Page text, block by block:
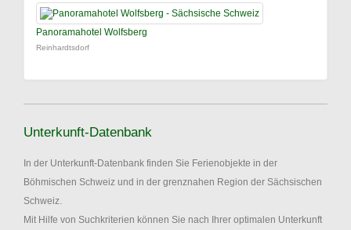
Panoramahotel Wolfsberg
Reinhardtsdorf
Unterkunft-Datenbank
In der Unterkunft-Datenbank finden Sie Ferienobjekte in der
Böhmischen Schweiz und in der grenznahen Region der Sächsischen
Schweiz.
Mit Hilfe von Suchkriterien können Sie nach Ihrer optimalen Unterkunft